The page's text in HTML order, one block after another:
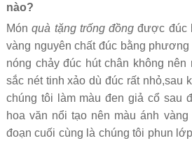
nào?
Mónquà tặng trống đồng được đúc
vàng nguyên chất đúc bằng
nóng chảy đúc hút chân không
sắc nét tinh xảo dù đúc rất nhỏ,sau
chúng tôi làm màu đen giả cổ sau
hoa văn nổi tạo nên màu ánh
đoạn cuối cùng là chúng tôi phun